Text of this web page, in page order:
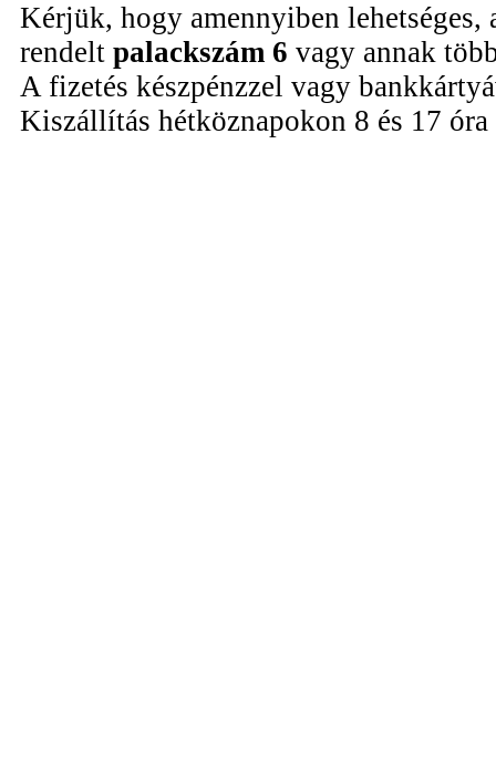
Kérjük, hogy amennyiben lehetséges,
rendelt palackszám 6 vagy annak
A fizetés készpénzzel vagy
Kiszállítás hétköznapokon 8 és 17